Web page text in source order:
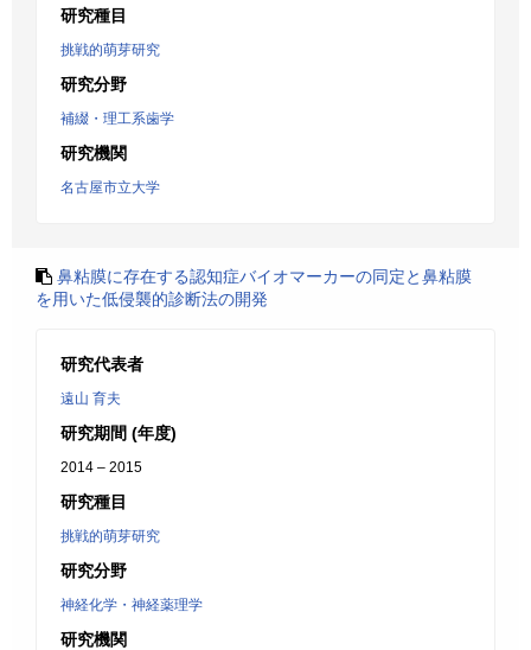
研究種目
挑戦的萌芽研究
研究分野
補綴・理工系歯学
研究機関
名古屋市立大学
鼻粘膜に存在する認知症バイオマーカーの同定と鼻粘膜
を用いた低侵襲的診断法の開発
研究代表者
遠山 育夫
研究期間 (年度)
2014 – 2015
研究種目
挑戦的萌芽研究
研究分野
神経化学・神経薬理学
研究機関